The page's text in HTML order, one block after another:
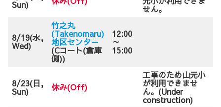
Sun) せん。
8/19(水,
Wed)
竹之丸
(Takenomaru)
地区センター
(Cコート(倉庫
側))
12:00
～
15:00
8/23(日,
Sun) 休み(Off)
工事のため山元小
が利用できませ
ん。(Under
construction)